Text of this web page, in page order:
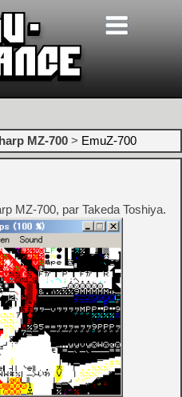
MZ-700 > EmuZ-700
MZ-700, par Takeda Toshiya.